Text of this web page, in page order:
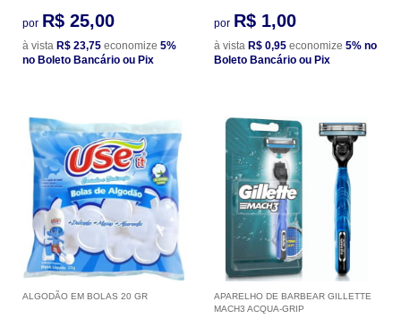
por R$ 25,00
à vista R$ 23,75 economize 5%
no Boleto Bancário ou Pix
por R$ 1,00
à vista R$ 0,95 economize 5% no
Boleto Bancário ou Pix
ALGODÃO EM BOLAS 20 GR
APARELHO DE BARBEAR GILLETTE
MACH3 ACQUA-GRIP